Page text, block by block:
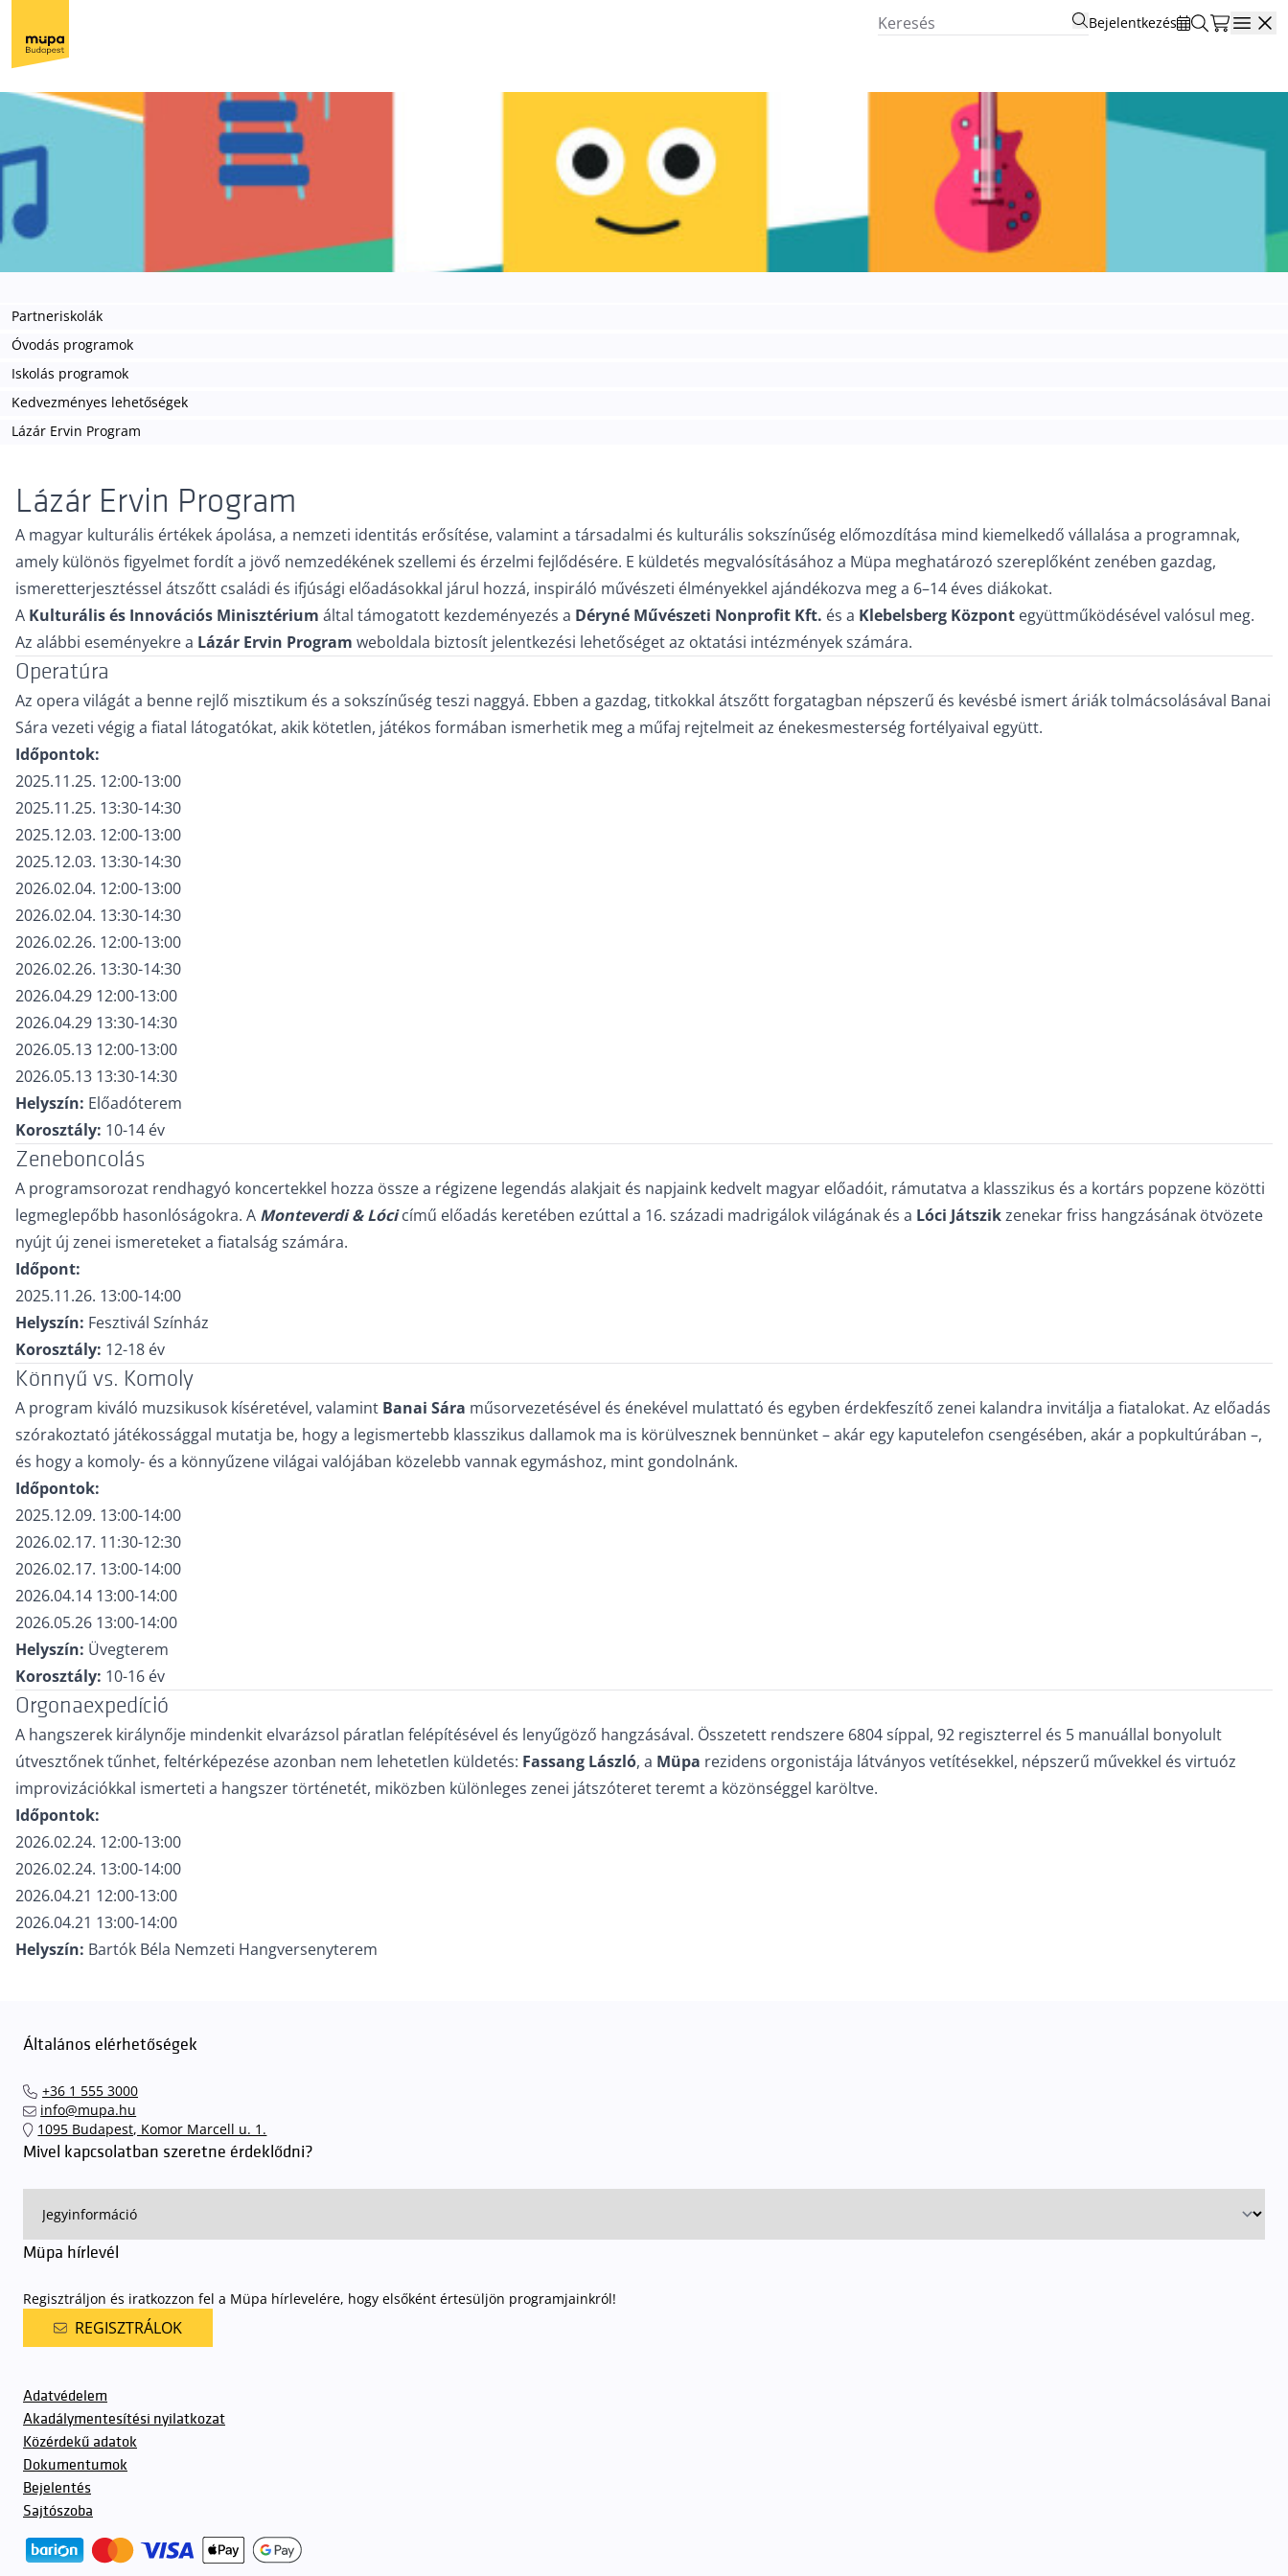
Bejelentkezés
Partneriskolák
Óvodás programok
Iskolás programok
Kedvezményes lehetőségek
Lázár Ervin Program
Lázár Ervin Program
A magyar kulturális értékek ápolása, a nemzeti identitás erősítése, valamint a társadalmi és kulturális sokszínűség előmozdítása mind kiemelkedő vállalása a programnak,
amely különös figyelmet fordít a jövő nemzedékének szellemi és érzelmi fejlődésére. E küldetés megvalósításához a Müpa meghatározó szereplőként zenében gazdag,
ismeretterjesztéssel átszőtt családi és ifjúsági előadásokkal járul hozzá, inspiráló művészeti élményekkel ajándékozva meg a 6–14 éves diákokat.
A Kulturális és Innovációs Minisztérium által támogatott kezdeményezés a Déryné Művészeti Nonprofit Kft. és a Klebelsberg Központ együttműködésével valósul meg.
Az alábbi eseményekre a Lázár Ervin Program weboldala biztosít jelentkezési lehetőséget az oktatási intézmények számára.
Operatúra
Az opera világát a benne rejlő misztikum és a sokszínűség teszi naggyá. Ebben a gazdag, titkokkal átszőtt forgatagban népszerű és kevésbé ismert áriák tolmácsolásával Banai
Sára vezeti végig a fiatal látogatókat, akik kötetlen, játékos formában ismerhetik meg a műfaj rejtelmeit az énekesmesterség fortélyaival együtt.
Időpontok:
2025.11.25. 12:00-13:00
2025.11.25. 13:30-14:30
2025.12.03. 12:00-13:00
2025.12.03. 13:30-14:30
2026.02.04. 12:00-13:00
2026.02.04. 13:30-14:30
2026.02.26. 12:00-13:00
2026.02.26. 13:30-14:30
2026.04.29 12:00-13:00
2026.04.29 13:30-14:30
2026.05.13 12:00-13:00
2026.05.13 13:30-14:30
Helyszín: Előadóterem
Korosztály: 10-14 év
Zeneboncolás
A programsorozat rendhagyó koncertekkel hozza össze a régizene legendás alakjait és napjaink kedvelt magyar előadóit, rámutatva a klasszikus és a kortárs popzene közötti
legmeglepőbb hasonlóságokra. A Monteverdi & Lócicímű előadás keretében ezúttal a 16. századi madrigálok világának és a Lóci Játszikzenekar friss hangzásának ötvözete
nyújt új zenei ismereteket a fiatalság számára.
Időpont:
2025.11.26. 13:00-14:00
Helyszín: Fesztivál Színház
Korosztály: 12-18 év
Könnyű vs. Komoly
A program kiváló muzsikusok kíséretével, valamint Banai Sára műsorvezetésével és énekével mulattató és egyben érdekfeszítő zenei kalandra invitálja a fiatalokat. Az előadás
szórakoztató játékossággal mutatja be, hogy a legismertebb klasszikus dallamok ma is körülvesznek bennünket – akár egy kaputelefon csengésében, akár a popkultúrában –,
és hogy a komoly- és a könnyűzene világai valójában közelebb vannak egymáshoz, mint gondolnánk.
Időpontok:
2025.12.09. 13:00-14:00
2026.02.17. 11:30-12:30
2026.02.17. 13:00-14:00
2026.04.14 13:00-14:00
2026.05.26 13:00-14:00
Helyszín: Üvegterem
Korosztály: 10-16 év
Orgonaexpedíció
A hangszerek királynője mindenkit elvarázsol páratlan felépítésével és lenyűgöző hangzásával. Összetett rendszere 6804 síppal, 92 regiszterrel és 5 manuállal bonyolult
útvesztőnek tűnhet, feltérképezése azonban nem lehetetlen küldetés: Fassang László, a Müpa rezidens orgonistája látványos vetítésekkel, népszerű művekkel és virtuóz
improvizációkkal ismerteti a hangszer történetét, miközben különleges zenei játszóteret teremt a közönséggel karöltve.
Időpontok:
2026.02.24. 12:00-13:00
2026.02.24. 13:00-14:00
2026.04.21 12:00-13:00
2026.04.21 13:00-14:00
Helyszín: Bartók Béla Nemzeti Hangversenyterem
Általános elérhetőségek
+36 1 555 3000
info@mupa.hu
1095 Budapest, Komor Marcell u. 1.
Mivel kapcsolatban szeretne érdeklődni?
Müpa hírlevél
Regisztráljon és iratkozzon fel a Müpa hírlevelére, hogy elsőként értesüljön programjainkról!
REGISZTRÁLOK
Adatvédelem
Akadálymentesítési nyilatkozat
Közérdekű adatok
Dokumentumok
Bejelentés
Sajtószoba